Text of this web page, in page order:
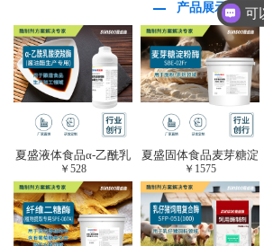
产品展示
夏盛液体食品α-乙酰乳
酸脱羧酶(酱油醋生产
专用)FDY-3206
￥528
夏盛固体食品麦芽糖淀
粉酶(烘焙及面粉改良
用酶/发酵类食品可
用)FDG-0012
￥ 1575